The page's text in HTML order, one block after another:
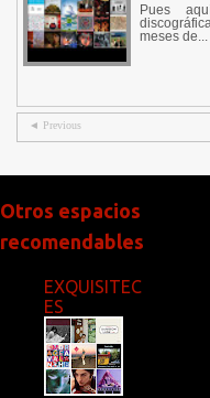
Pues
meses de...
◄ Previous
Otros espacios
recomendables
EXQUISITEC
ES